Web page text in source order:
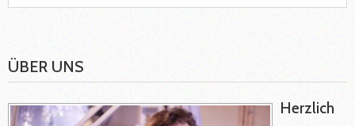
ÜBER UNS
Herzlich